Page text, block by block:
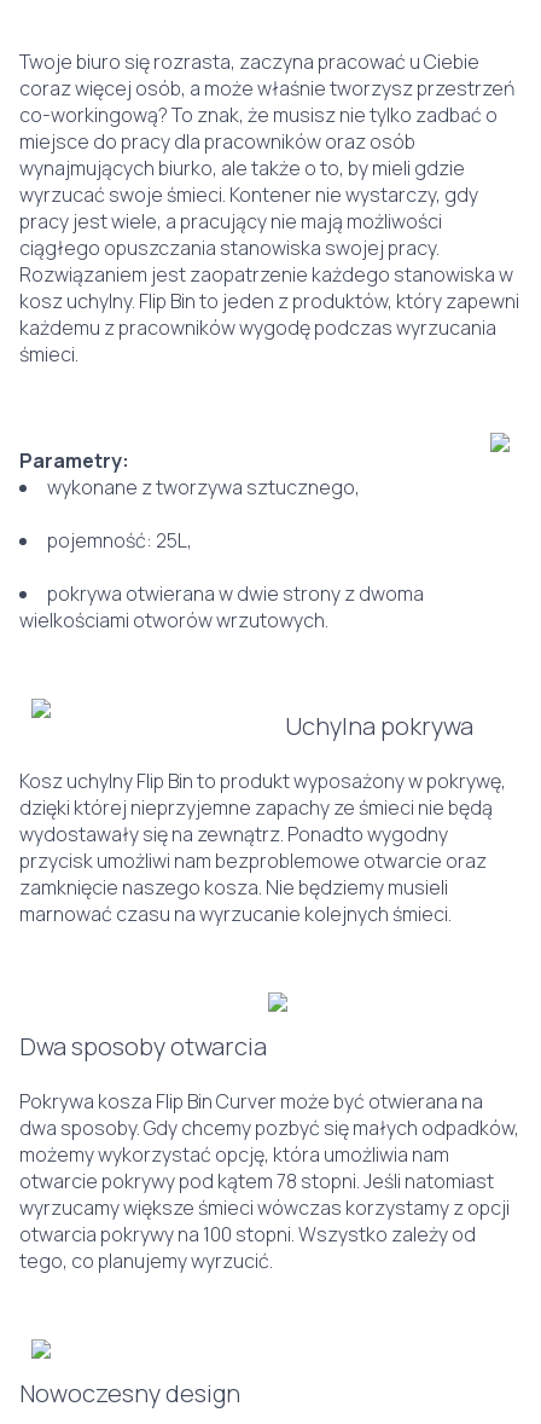
Twoje biuro się rozrasta, zaczyna pracować u Ciebie
coraz więcej osób, a może właśnie tworzysz przestrzeń
co-workingową? To znak, że musisz nie tylko zadbać o
miejsce do pracy dla pracowników oraz osób
wynajmujących biurko, ale także o to, by mieli gdzie
wyrzucać swoje śmieci. Kontener nie wystarczy, gdy
pracy jest wiele, a pracujący nie mają możliwości
ciągłego opuszczania stanowiska swojej pracy.
Rozwiązaniem jest zaopatrzenie każdego stanowiska w
kosz uchylny. Flip Bin to jeden z produktów, który zapewni
każdemu z pracowników wygodę podczas wyrzucania
śmieci.
Parametry:
wykonane z tworzywa sztucznego,
pojemność: 25L,
pokrywa otwierana w dwie strony z dwoma
wielkościami otworów wrzutowych.
Uchylna pokrywa
Kosz uchylny Flip Bin to produkt wyposażony w pokrywę,
dzięki której nieprzyjemne zapachy ze śmieci nie będą
wydostawały się na zewnątrz. Ponadto wygodny
przycisk umożliwi nam bezproblemowe otwarcie oraz
zamknięcie naszego kosza. Nie będziemy musieli
marnować czasu na wyrzucanie kolejnych śmieci.
Dwa sposoby otwarcia
Pokrywa kosza Flip Bin Curver może być otwierana na
dwa sposoby. Gdy chcemy pozbyć się małych odpadków,
możemy wykorzystać opcję, która umożliwia nam
otwarcie pokrywy pod kątem 78 stopni. Jeśli natomiast
wyrzucamy większe śmieci wówczas korzystamy z opcji
otwarcia pokrywy na 100 stopni. Wszystko zależy od
tego, co planujemy wyrzucić.
Nowoczesny design